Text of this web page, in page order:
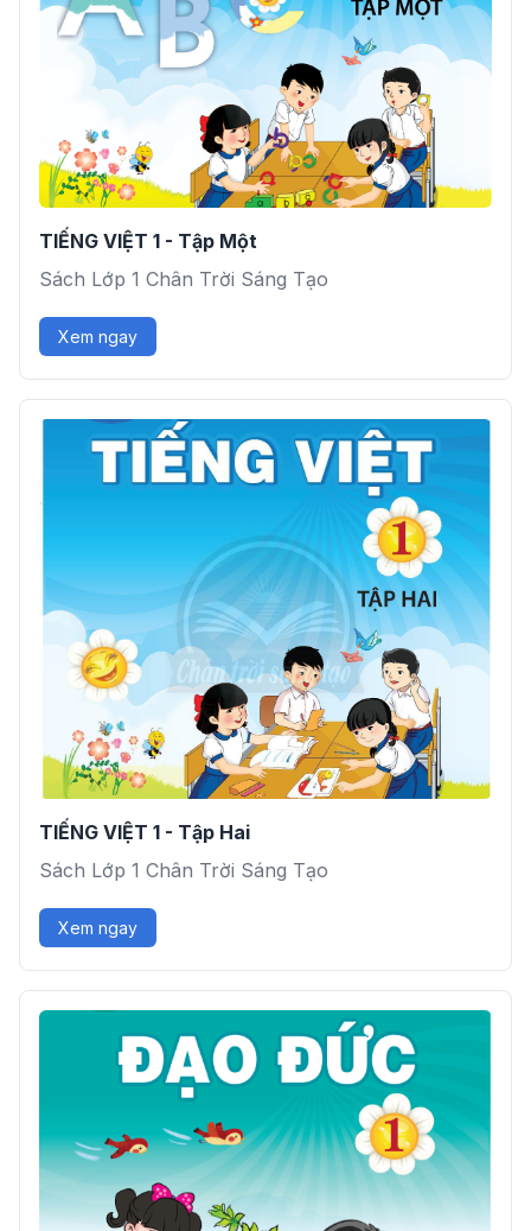
TIẾNG VIỆT 1 - Tập Một
Sách Lớp 1 Chân Trời Sáng Tạo
Xem ngay
TIẾNG VIỆT 1 - Tập Hai
Sách Lớp 1 Chân Trời Sáng Tạo
Xem ngay